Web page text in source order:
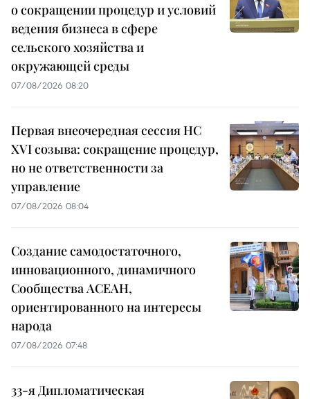
о сокращении процедур и условий
ведения бизнеса в сфере
сельского хозяйства и
окружающей среды
07/08/2026 08:20
Первая внеочередная сессия НС
XVI созыва: сокращение процедур,
но не ответственности за
управление
07/08/2026 08:04
Создание самодостаточного,
инновационного, динамичного
Сообщества АСЕАН,
ориентированного на интересы
народа
07/08/2026 07:48
33-я Дипломатическая